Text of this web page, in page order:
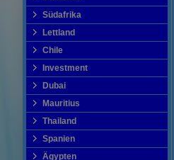
Südafrika
Lettland
Chile
Investment
Dubai
Mauritius
Thailand
Spanien
Ägypten